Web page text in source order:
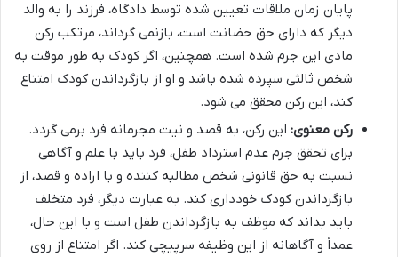
پایان زمان ملاقات تعیین شده توسط دادگاه، فرزند را به والد
دیگر که دارای حق حضانت است، بازنمی گرداند، مرتکب رکن
مادی این جرم شده است. همچنین، اگر کودک به طور موقت به
شخص ثالثی سپرده شده باشد و او از بازگرداندن کودک امتناع
کند، این رکن محقق می شود.
رکن معنوی: این رکن، به قصد و نیت مجرمانه فرد برمی گردد.
برای تحقق جرم عدم استرداد طفل، فرد باید با علم و آگاهی
نسبت به حق قانونی شخص مطالبه کننده و با اراده و قصد، از
بازگرداندن کودک خودداری کند. به عبارت دیگر، فرد متخلف
باید بداند که موظف به بازگرداندن طفل است و با این حال،
عمداً و آگاهانه از این وظیفه سرپیچی کند. اگر امتناع از روی